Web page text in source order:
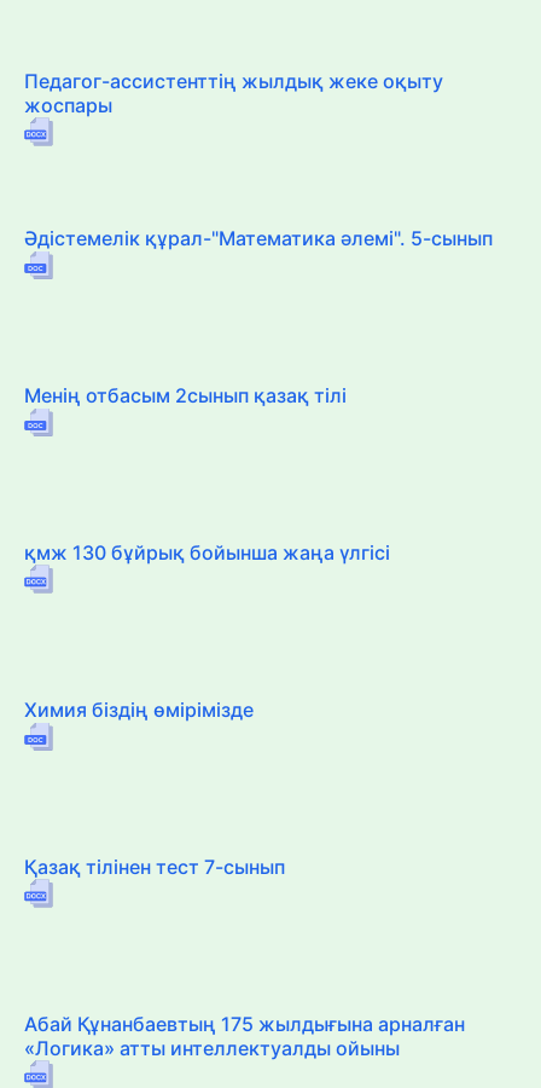
Педагог-ассистенттің жылдық жеке оқыту
жоспары
Әдістемелік құрал-"Математика әлемі". 5-сынып
Менің отбасым 2сынып қазақ тілі
қмж 130 бұйрық бойынша жаңа үлгісі
Химия біздің өмірімізде
Қазақ тілінен тест 7-сынып
Абай Құнанбаевтың 175 жылдығына арналған
«Логика» атты интеллектуалды ойыны